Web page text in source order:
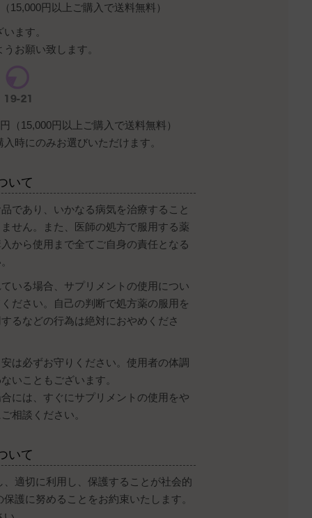
15,000円以上ご購入で送料無料）
ます。
お願い致します。
（15,000円以上ご購入で送料無料）
時にのみお選びいただけます。
いて
であり、いかなる病気を治療すること
せん。また、医師の処方で服用する薬
から使用まで全てご自身の責任となる
いる場合、サプリメントの使用につい
ださい。自己の判断で処方薬の服用を
るなどの行為は絶対におやめくださ
は必ずお守りください。使用者の体調
いこともございます。
には、すぐにサプリメントの使用をや
相談ください。
いて
適切に利用し、保護することが社会的
護に努めることをお約束いたします。